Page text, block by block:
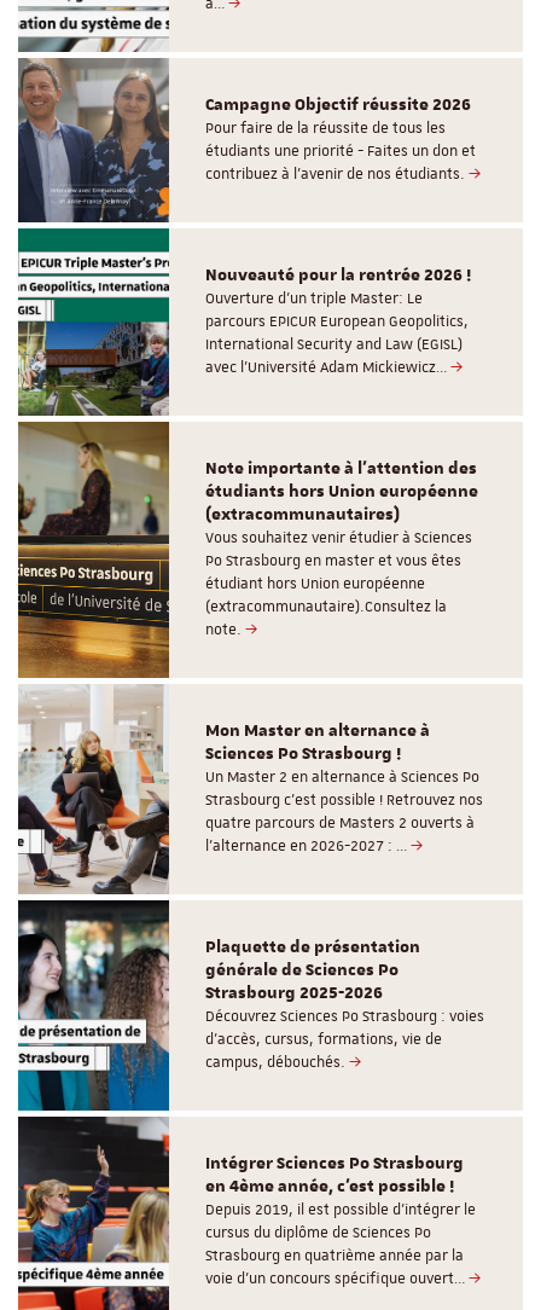
Campagne Objectif réussite 2026
Pour faire de la réussite de tous les
étudiants une priorité - Faites un don et
contribuez à l’avenir de nos étudiants.
Nouveauté pour la rentrée 2026 !
Ouverture d'un triple Master: Le
parcours EPICUR European Geopolitics,
International Security and Law (EGISL)
avec l’Université Adam Mickiewicz…
Note importante à l'attention des
étudiants hors Union européenne
(extracommunautaires)
Vous souhaitez venir étudier à Sciences
Po Strasbourg en master et vous êtes
étudiant hors Union européenne
(extracommunautaire).Consultez la
note.
Mon Master en alternance à
Sciences Po Strasbourg !
Un Master 2 en alternance à Sciences Po
Strasbourg c'est possible ! Retrouvez nos
quatre parcours de Masters 2 ouverts à
l'alternance en 2026-2027 : …
Plaquette de présentation
générale de Sciences Po
Strasbourg 2025-2026
Découvrez Sciences Po Strasbourg : voies
d'accès, cursus, formations, vie de
campus, débouchés.
Intégrer Sciences Po Strasbourg
en 4ème année, c'est possible !
Depuis 2019, il est possible d’intégrer le
cursus du diplôme de Sciences Po
Strasbourg en quatrième année par la
voie d’un concours spécifique ouvert…